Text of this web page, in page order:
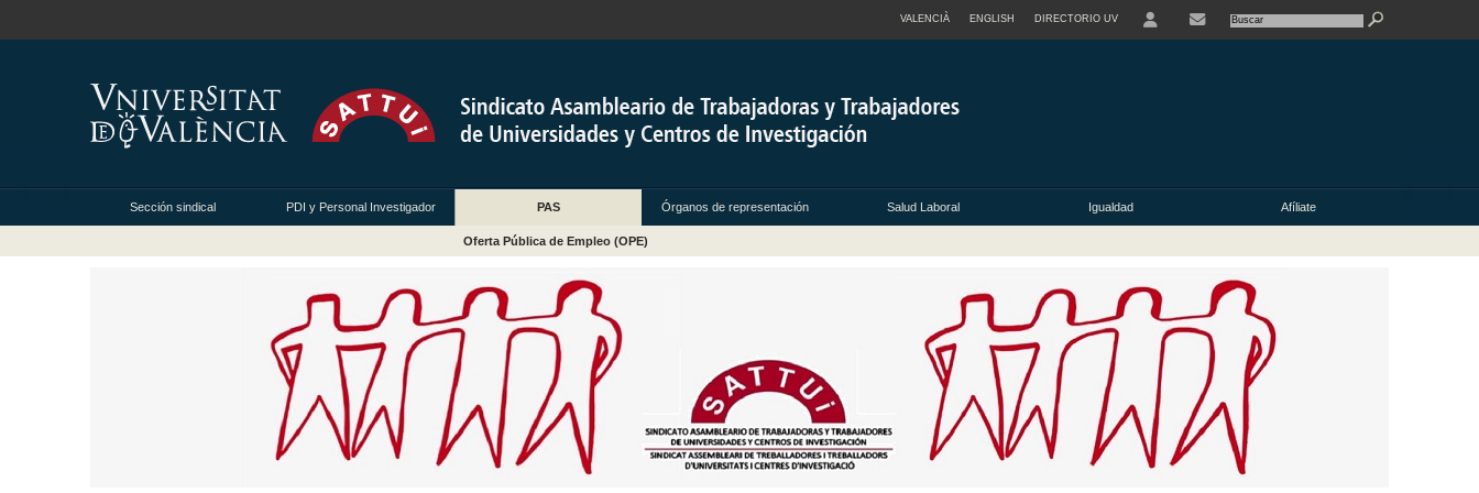
VALENCIÀ ENGLISH DIRECTORIO UV
Sección sindical PDI y Personal Investigador PAS Órganos de representación Salud Laboral Igualdad Afíliate
Oferta Pública de Empleo (OPE)